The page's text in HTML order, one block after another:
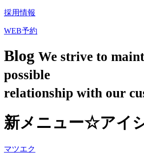
採用情報
WEB予約
Blog We strive to
possible
relationship with our
新メニュー☆アイ
マツエク